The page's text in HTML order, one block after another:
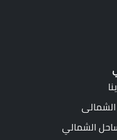
الشمالي